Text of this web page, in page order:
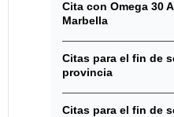
Cita con Omega 30
Marbella
Citas para el fin de
provincia
Citas para el fin de